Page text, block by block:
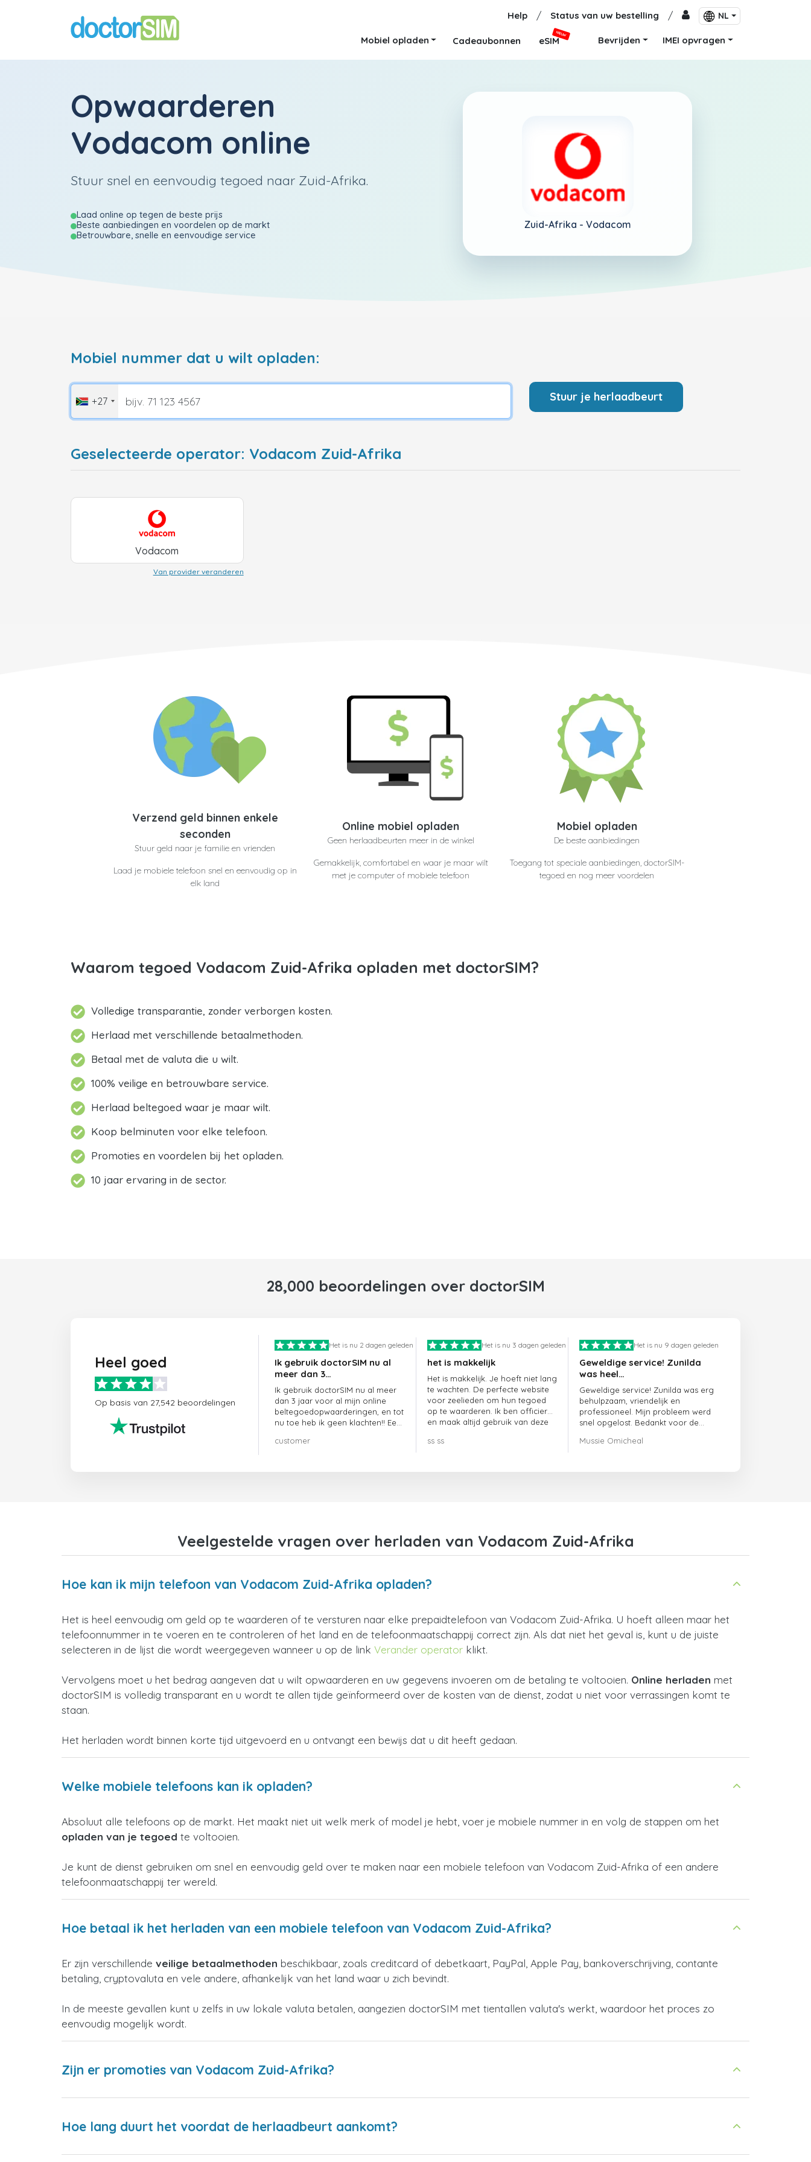
Help / Status van uw bestelling / NL
Mobiel opladen Cadeaubonnen eSIM
NIEUW
Bevrijden IMEI opvragen
Opwaarderen
Vodacom online
Stuur snel en eenvoudig tegoed naar Zuid-Afrika.
Laad online op tegen de beste prijs
Beste aanbiedingen en voordelen op de markt
Betrouwbare, snelle en eenvoudige service
Zuid-Afrika - Vodacom
Mobiel nummer dat u wilt opladen:
+27 Stuur je herlaadbeurt
Geselecteerde operator: Vodacom Zuid-Afrika
Vodacom
Van provider veranderen
Verzend geld binnen enkele
seconden
Stuur geld naar je familie en vrienden
Laad je mobiele telefoon snel en eenvoudig op in
elk land
Online mobiel opladen
Geen herlaadbeurten meer in de winkel
Gemakkelijk, comfortabel en waar je maar wilt
met je computer of mobiele telefoon
Mobiel opladen
De beste aanbiedingen
Toegang tot speciale aanbiedingen, doctorSIM-
tegoed en nog meer voordelen
Waarom tegoed Vodacom Zuid-Afrika opladen met doctorSIM?
Volledige transparantie, zonder verborgen kosten.
Herlaad met verschillende betaalmethoden.
Betaal met de valuta die u wilt.
100% veilige en betrouwbare service.
Herlaad beltegoed waar je maar wilt.
Koop belminuten voor elke telefoon.
Promoties en voordelen bij het opladen.
10 jaar ervaring in de sector.
28,000 beoordelingen over doctorSIM
Heel goed
Op basis van 27,542 beoordelingen
Het is nu 2 dagen geleden
Ik gebruik doctorSIM nu al
meer dan 3…
Ik gebruik doctorSIM nu al meer
dan 3 jaar voor al mijn online
beltegoedopwaarderingen, en tot
nu toe heb ik geen klachten!! Een
customer
Het is nu 3 dagen geleden
het is makkelijk
Het is makkelijk. Je hoeft niet lang
te wachten. De perfecte website
voor zeelieden om hun tegoed
op te waarderen. Ik ben officier
en maak altijd gebruik van deze
ss ss
Het is nu 9 dagen geleden
Geweldige service! Zunilda
was heel…
Geweldige service! Zunilda was erg
behulpzaam, vriendelijk en
professioneel. Mijn probleem werd
snel opgelost. Bedankt voor de
Mussie Omicheal
Veelgestelde vragen over herladen van Vodacom Zuid-Afrika
Hoe kan ik mijn telefoon van Vodacom Zuid-Afrika opladen?
Het is heel eenvoudig om geld op te waarderen of te versturen naar elke prepaidtelefoon van Vodacom Zuid-Afrika. U hoeft alleen maar het
telefoonnummer in te voeren en te controleren of het land en de telefoonmaatschappij correct zijn. Als dat niet het geval is, kunt u de juiste
selecteren in de lijst die wordt weergegeven wanneer u op de link Verander operator klikt.
Vervolgens moet u het bedrag aangeven dat u wilt opwaarderen en uw gegevens invoeren om de betaling te voltooien. Online herladen met
doctorSIM is volledig transparant en u wordt te allen tijde geïnformeerd over de kosten van de dienst, zodat u niet voor verrassingen komt te
staan.
Het herladen wordt binnen korte tijd uitgevoerd en u ontvangt een bewijs dat u dit heeft gedaan.
Welke mobiele telefoons kan ik opladen?
Absoluut alle telefoons op de markt. Het maakt niet uit welk merk of model je hebt, voer je mobiele nummer in en volg de stappen om het
opladen van je tegoed te voltooien.
Je kunt de dienst gebruiken om snel en eenvoudig geld over te maken naar een mobiele telefoon van Vodacom Zuid-Afrika of een andere
telefoonmaatschappij ter wereld.
Hoe betaal ik het herladen van een mobiele telefoon van Vodacom Zuid-Afrika?
Er zijn verschillende veilige betaalmethoden beschikbaar, zoals creditcard of debetkaart, PayPal, Apple Pay, bankoverschrijving, contante
betaling, cryptovaluta en vele andere, afhankelijk van het land waar u zich bevindt.
In de meeste gevallen kunt u zelfs in uw lokale valuta betalen, aangezien doctorSIM met tientallen valuta's werkt, waardoor het proces zo
eenvoudig mogelijk wordt.
Zijn er promoties van Vodacom Zuid-Afrika?
Hoe lang duurt het voordat de herlaadbeurt aankomt?